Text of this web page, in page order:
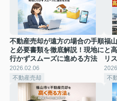
不動産売却が遠方の場合の手順
と必要書類を徹底解説！現地に
行かずスムーズに進める方法
2026.02.06
不動産売却
福
と
リ
不